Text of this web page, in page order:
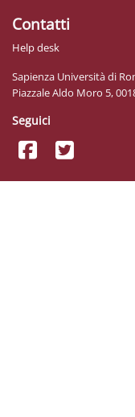
Contatti
Help desk
Sapienza Università di
Piazzale Aldo Moro 5,
Seguici